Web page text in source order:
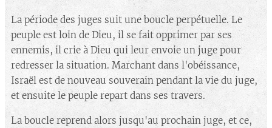
La période des juges suit une boucle perpétuelle. Le
peuple est loin de Dieu, il se fait opprimer par ses
ennemis, il crie à Dieu qui leur envoie un juge pour
redresser la situation. Marchant dans l'obéissance,
Israël est de nouveau souverain pendant la vie du juge,
et ensuite le peuple repart dans ses travers.
La boucle reprend alors jusqu'au prochain juge, et ce,